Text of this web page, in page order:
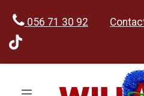
056 71 30 92